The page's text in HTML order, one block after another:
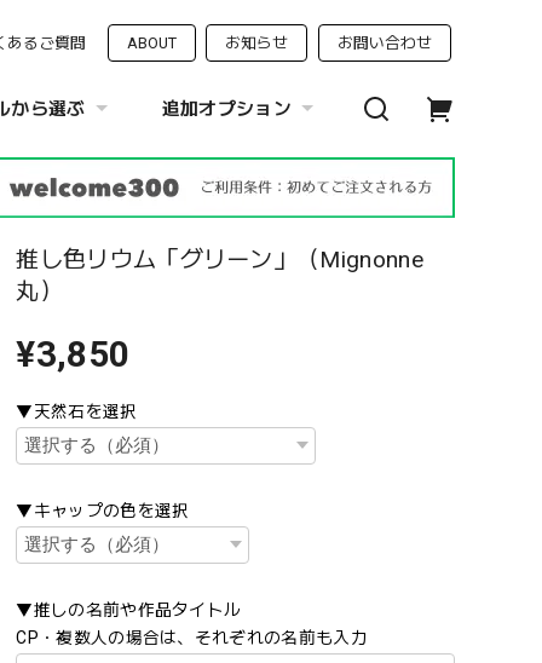
あるご質問 ABOUT お知らせ お問い合わせ
から選ぶ 追加オプション
推し色リウム「グリーン」（Mignonne
丸）
¥3,850
▼天然石を選択
▼キャップの色を選択
▼推しの名前や作品タイトル
CP・複数人の場合は、それぞれの名前も入力